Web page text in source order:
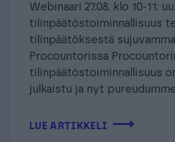
Webinaari 27.08. klo 10-11:
tilinpäätös­toiminnallisuus
tilinpäätöksestä
Procountorissa
tilinpäätöstoiminnallisuus
julkaistu ja nyt
LUE ARTIKKELI ⟶